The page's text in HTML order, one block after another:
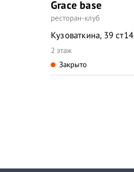
Grace base
ресторан-клуб
Кузоваткина, 39 ст14
2 этаж
Закрыто